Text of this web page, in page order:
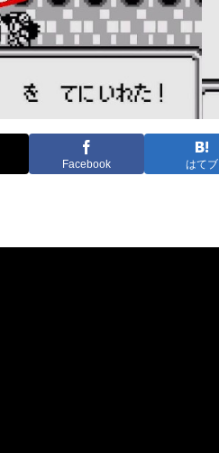
Facebook はてブ